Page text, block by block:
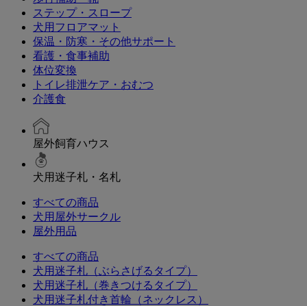
ステップ・スロープ
犬用フロアマット
保温・防寒・その他サポート
看護・食事補助
体位変換
トイレ排泄ケア・おむつ
介護食
屋外飼育ハウス
犬用迷子札・名札
すべての商品
犬用屋外サークル
屋外用品
すべての商品
犬用迷子札（ぶらさげるタイプ）
犬用迷子札（巻きつけるタイプ）
犬用迷子札付き首輪（ネックレス）